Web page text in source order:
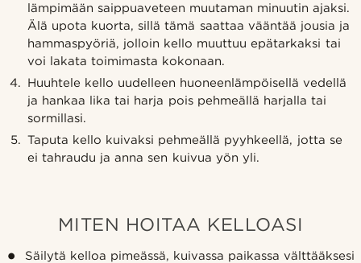
lämpimään saippuaveteen muutaman minuutin ajaksi.
Älä upota kuorta, sillä tämä saattaa vääntää jousia ja
hammaspyöriä, jolloin kello muuttuu epätarkaksi tai
voi lakata toimimasta kokonaan.
Huuhtele kello uudelleen huoneenlämpöisellä vedellä
ja hankaa lika tai harja pois pehmeällä harjalla tai
sormillasi.
Taputa kello kuivaksi pehmeällä pyyhkeellä, jotta se
ei tahraudu ja anna sen kuivua yön yli.
MITEN HOITAA KELLOASI
Säilytä kelloa pimeässä, kuivassa paikassa välttääksesi